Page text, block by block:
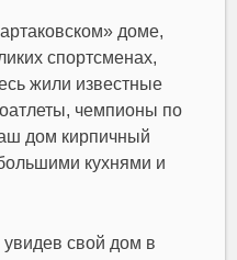
доме,
спортсменах,
жили известные
чемпионы по
дом кирпичный
кухнями и
свой дом в